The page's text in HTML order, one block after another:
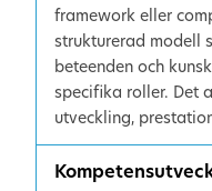
framework eller
strukturerad modell
beteenden och
specifika roller. Det
utveckling,